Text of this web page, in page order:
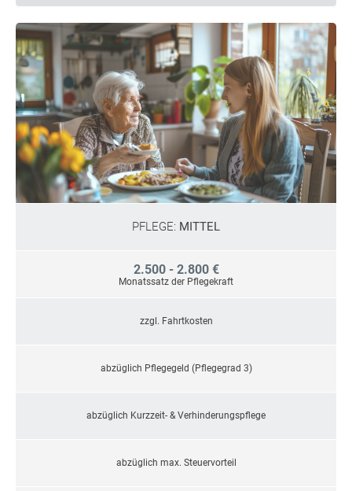
PFLEGE: MITTEL
2.500 - 2.800 €
Monatssatz der Pflegekraft
zzgl. Fahrtkosten
abzüglich Pflegegeld (Pflegegrad 3)
abzüglich Kurzzeit- & Verhinderungspflege
abzüglich max. Steuervorteil